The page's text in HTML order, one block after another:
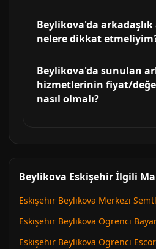
Beylikova'da
nelere dikkat
Beylikova'da sunulan
hizmetlerinin fiyat/
nasıl olmalı?
Beylikova Eskişehir İlgili
Eskişehir Beylikova Merkezi
Eskişehir Beylikova Ogrenci
Eskişehir Beylikova Ogrenci